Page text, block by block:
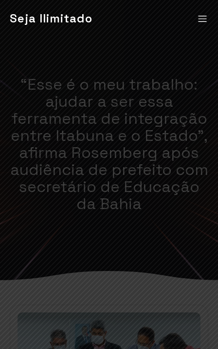
Seja Ilimitado
“Esse é o meu trabalho:
ajudar a ser essa
ferramenta de integração
entre Itabuna e o Estado”,
afirma Rosemberg após
audiência de prefeito com
secretário de Educação
da Bahia